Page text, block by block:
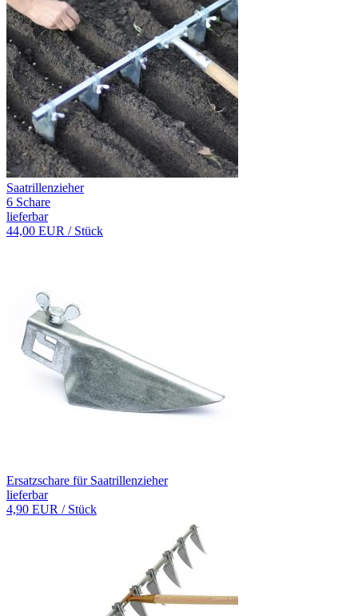
Saatrillenzieher
6 Schare
lieferbar
44,00 EUR / Stück
Ersatzschare für Saatrillenzieher
lieferbar
4,90 EUR / Stück